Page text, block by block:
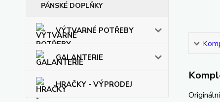
PÁNSKÉ DOPLŇKY
VÝTVARNÉ POTŘEBY
GALANTERIE
HRAČKY - VÝPRODEJ